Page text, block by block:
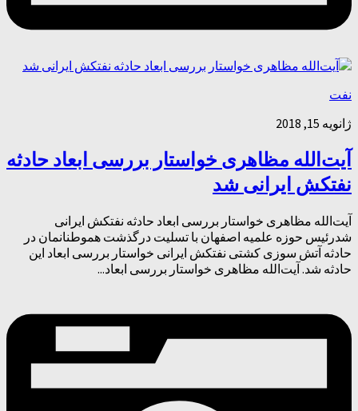
نفت
ژانویه 15, 2018
آیت‌الله مظاهری خواستار بررسی ابعاد حادثه
نفتکش ایرانی شد
آیت‌الله مظاهری خواستار بررسی ابعاد حادثه نفتکش ایرانی
شدرئیس حوزه علمیه اصفهان با تسلیت درگذشت هموطنانمان در
حادثه آتش سوزی کشتی نفتکش ایرانی خواستار بررسی ابعاد این
حادثه شد. آیت‌الله مظاهری خواستار بررسی ابعاد...